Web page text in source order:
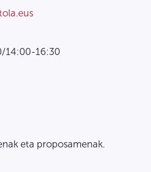
14:00-16:30
eta proposamenak.